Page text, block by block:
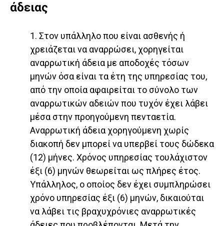
άδειας
1. Στον υπάλληλο που είναι ασθενής ή
χρειάζεται να αναρρώσει, χορηγείται
αναρρωτική άδεια με αποδοχές τόσων
μηνών όσα είναι τα έτη της υπηρεσίας του,
από την οποία αφαιρείται το σύνολο των
αναρρωτικών αδειών που τυχόν έχει λάβει
μέσα στην προηγούμενη πενταετία.
Αναρρωτική άδεια χορηγούμενη χωρίς
διακοπή δεν μπορεί να υπερβεί τους δώδεκα
(12) μήνες. Χρόνος υπηρεσίας τουλάχιστον
έξι (6) μηνών θεωρείται ως πλήρες έτος.
Υπάλληλος, ο οποίος δεν έχει συμπληρώσει
χρόνο υπηρεσίας έξι (6) μηνών, δικαιούται
να λάβει τις βραχυχρόνιες αναρρωτικές